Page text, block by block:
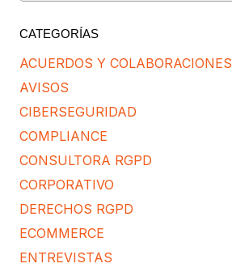
CATEGORÍAS
ACUERDOS Y COLABORACIONES
AVISOS
CIBERSEGURIDAD
COMPLIANCE
CONSULTORA RGPD
CORPORATIVO
DERECHOS RGPD
ECOMMERCE
ENTREVISTAS